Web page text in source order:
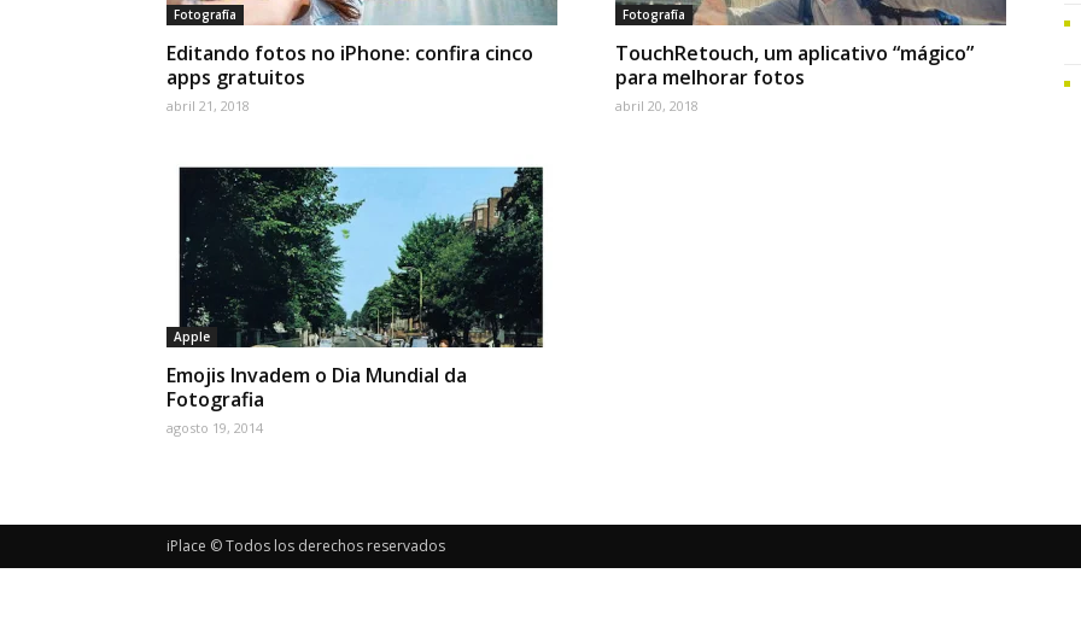
Fotografía
Editando fotos no iPhone: confira cinco
apps gratuitos
abril 21, 2018
Fotografía
TouchRetouch, um aplicativo “mágico”
para melhorar fotos
abril 20, 2018
Apple
Emojis Invadem o Dia Mundial da
Fotografia
agosto 19, 2014
iPlace © Todos los derechos reservados